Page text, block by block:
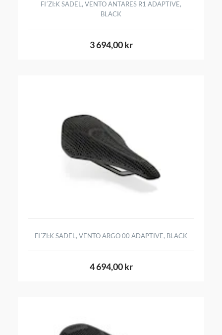
FI´ZI:K SADEL, VENTO ANTARES R1 ADAPTIVE,
BLACK
3 694,00 kr
FI´ZI:K SADEL, VENTO ARGO 00 ADAPTIVE, BLACK
4 694,00 kr